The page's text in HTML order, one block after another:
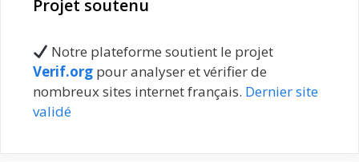
Projet soutenu
Notre plateforme soutient le projet
Verif.org pour analyser et vérifier de
nombreux sites internet français. Dernier site
validé